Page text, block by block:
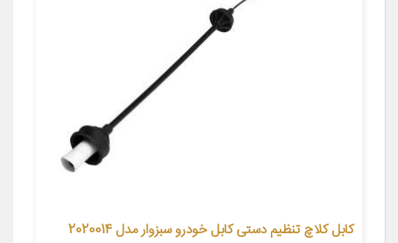
کابل کلاچ تنظیم دستی کابل خودرو سبزوار مدل 2020014